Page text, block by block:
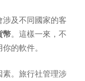
及不同國家的客
幣。這樣一來，不
的軟件。
。旅行社管理涉